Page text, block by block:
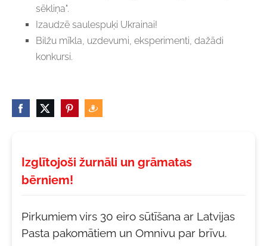
Izglītojoši žurnāli un grāmatas
bērniem!
Pirkumiem virs 30 eiro sūtīšana ar Latvijas
Pasta pakomātiem un Omnivu par brīvu.
sēkliņa".
Izaudzē saulespuķi Ukrainai!
Bilžu mīkla, uzdevumi, eksperimenti, dažādi
konkursi.